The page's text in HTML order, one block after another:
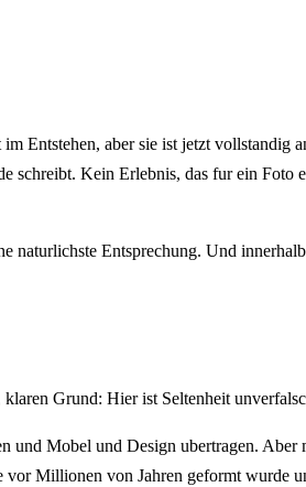
Entstehen, aber sie ist jetzt
Kein Erlebnis, das fur ein
Entsprechung. Und
Grund: Hier ist Seltenheit
Mobel und Design ubertragen. Aber
Millionen von Jahren geformt wurde